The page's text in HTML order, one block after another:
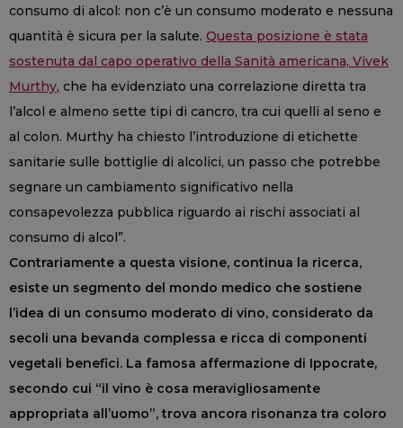
consumo di alcol: non c’è un consumo moderato e nessuna
quantità è sicura per la salute. Questa posizione è stata
sostenuta dal capo operativo della Sanità americana, Vivek
Murthy, che ha evidenziato una correlazione diretta tra
l’alcol e almeno sette tipi di cancro, tra cui quelli al seno e
al colon. Murthy ha chiesto l’introduzione di etichette
sanitarie sulle bottiglie di alcolici, un passo che potrebbe
segnare un cambiamento significativo nella
consapevolezza pubblica riguardo ai rischi associati al
consumo di alcol”.
Contrariamente a questa visione, continua la ricerca,
esiste un segmento del mondo medico che sostiene
l’idea di un consumo moderato di vino, considerato da
secoli una bevanda complessa e ricca di componenti
vegetali benefici. La famosa affermazione di Ippocrate,
secondo cui “il vino è cosa meravigliosamente
appropriata all’uomo”, trova ancora risonanza tra coloro